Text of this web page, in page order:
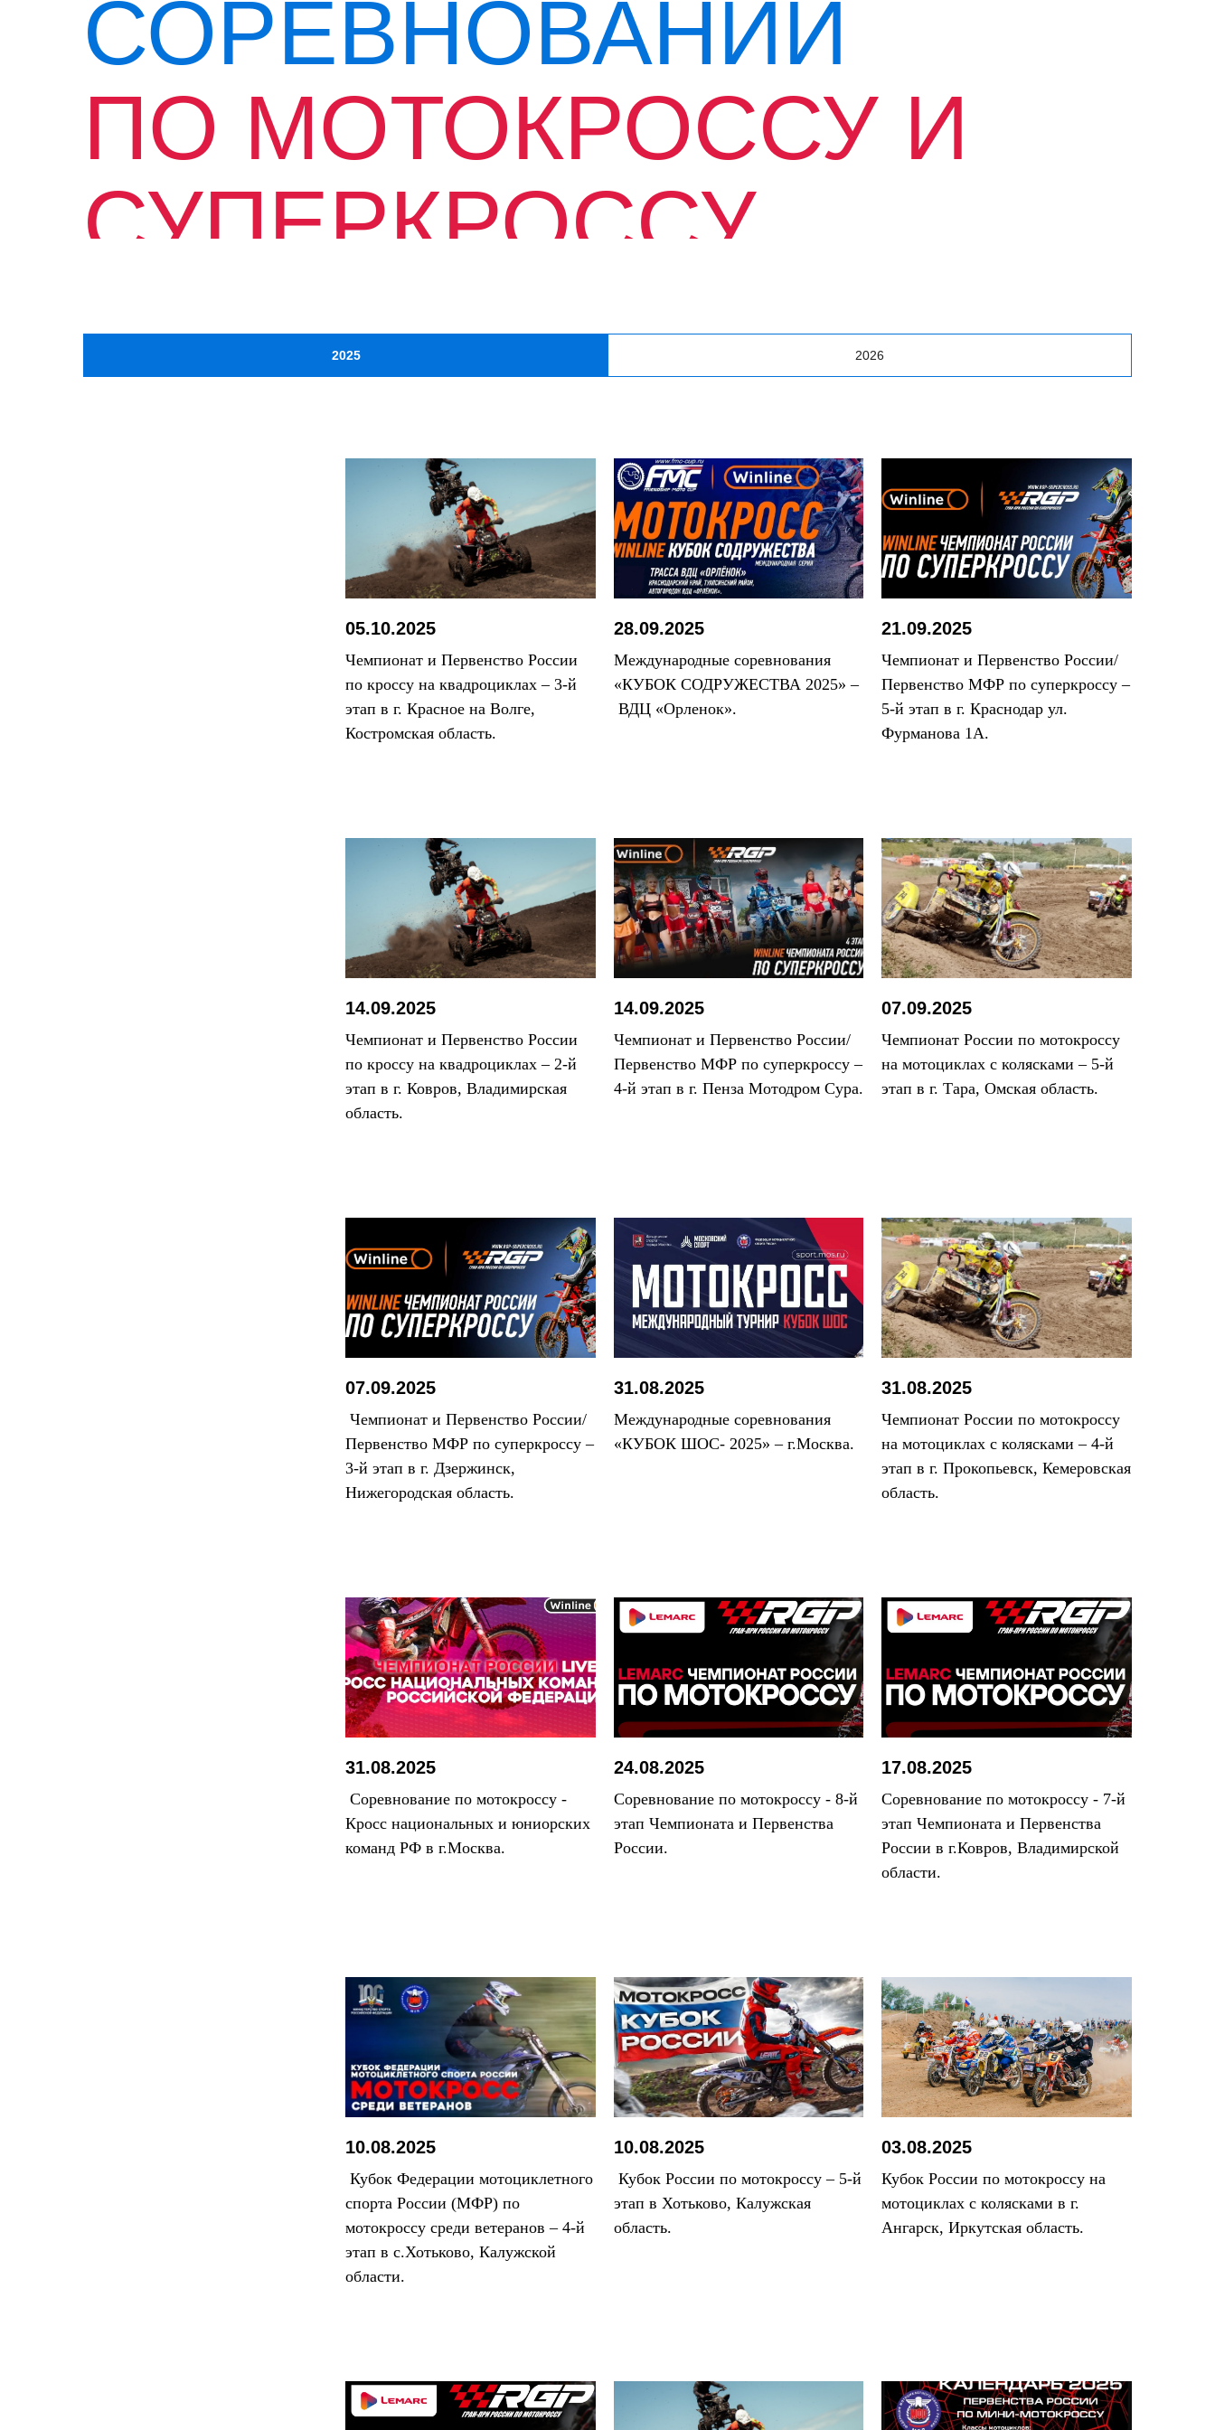
СОРЕВНОВАНИЙ
ПО МОТОКРОССУ И
СУПЕРКРОССУ
В РОССИЙСКОЙ
ФЕДЕРАЦИИ
2025 2026
05.10.2025
Чемпионат и Первенство России
по кроссу на квадроциклах – 3-й
этап в г. Красное на Волге,
Костромская область.
28.09.2025
Международные соревнования
«КУБОК СОДРУЖЕСТВА 2025» –
ВДЦ «Орленок».
21.09.2025
Чемпионат и Первенство России/
Первенство МФР по суперкроссу –
5-й этап в г. Краснодар ул.
Фурманова 1А.
14.09.2025
Чемпионат и Первенство России
по кроссу на квадроциклах – 2-й
этап в г. Ковров, Владимирская
область.
14.09.2025
Чемпионат и Первенство России/
Первенство МФР по суперкроссу –
4-й этап в г. Пенза Мотодром Сура.
07.09.2025
Чемпионат России по мотокроссу
на мотоциклах с колясками – 5-й
этап в г. Тара, Омская область.
07.09.2025
Чемпионат и Первенство России/
Первенство МФР по суперкроссу –
3-й этап в г. Дзержинск,
Нижегородская область.
31.08.2025
Международные соревнования
«КУБОК ШОС- 2025» – г.Москва.
31.08.2025
Чемпионат России по мотокроссу
на мотоциклах с колясками – 4-й
этап в г. Прокопьевск, Кемеровская
область.
31.08.2025
Соревнование по мотокроссу -
Кросс национальных и юниорских
команд РФ в г.Москва.
24.08.2025
Соревнование по мотокроссу - 8-й
этап Чемпионата и Первенства
России.
17.08.2025
Соревнование по мотокроссу - 7-й
этап Чемпионата и Первенства
России в г.Ковров, Владимирской
области.
10.08.2025
Кубок Федерации мотоциклетного
спорта России (МФР) по
мотокроссу среди ветеранов – 4-й
этап в с.Хотьково, Калужской
области.
10.08.2025
Кубок России по мотокроссу – 5-й
этап в Хотьково, Калужская
область.
03.08.2025
Кубок России по мотокроссу на
мотоциклах с колясками в г.
Ангарск, Иркутская область.